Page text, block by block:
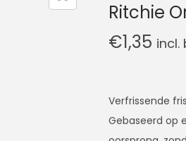
Ritchie
€1,35 incl.
Verfrissende
Gebaseerd op